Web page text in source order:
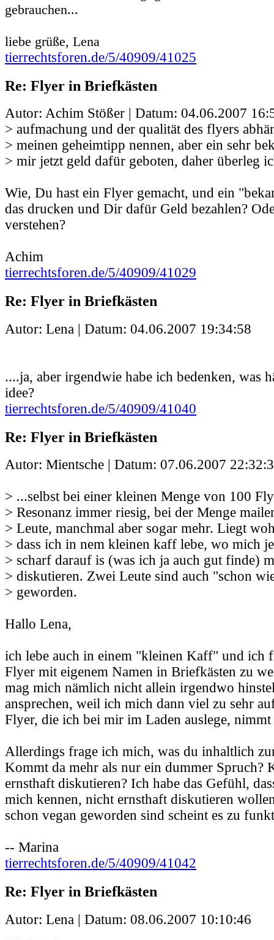
gebrauchen...
liebe grüße, Lena
tierrechtsforen.de/5/40909/41025
Re: Flyer in Briefkästen
Autor: Achim Stößer | Datum: 04.06.2007
> aufmachung und der qualität des flyers
> meinen geheimtipp nennen, aber ein sehr
> mir jetzt geld dafür geboten, daher überleg
Wie, Du hast ein Flyer gemacht, und ein
das drucken und Dir dafür Geld bezahlen?
verstehen?
Achim
tierrechtsforen.de/5/40909/41029
Re: Flyer in Briefkästen
Autor: Lena | Datum: 04.06.2007 19:34:58
....ja, aber irgendwie habe ich bedenken, was
idee?
tierrechtsforen.de/5/40909/41040
Re: Flyer in Briefkästen
Autor: Mientsche | Datum: 07.06.2007
> ...selbst bei einer kleinen Menge von 100
> Resonanz immer riesig, bei der Menge
> Leute, manchmal aber sogar mehr. Liegt
> dass ich in nem kleinen kaff lebe, wo mich
> scharf darauf is (was ich ja auch gut finde)
> diskutieren. Zwei Leute sind auch "schon
> geworden.
Hallo Lena,
ich lebe auch in einem "kleinen Kaff" und ich
Flyer mit eigenem Namen in Briefkästen zu
mag mich nämlich nicht allein irgendwo
ansprechen, weil ich mich dann viel zu sehr
Flyer, die ich bei mir im Laden auslege,
Allerdings frage ich mich, was du inhaltlich
Kommt da mehr als nur ein dummer Spruch?
ernsthaft diskutieren? Ich habe das Gefühl,
mich kennen, nicht ernsthaft diskutieren
schon vegan geworden sind scheint es zu
-- Marina
tierrechtsforen.de/5/40909/41042
Re: Flyer in Briefkästen
Autor: Lena | Datum: 08.06.2007 10:10:46